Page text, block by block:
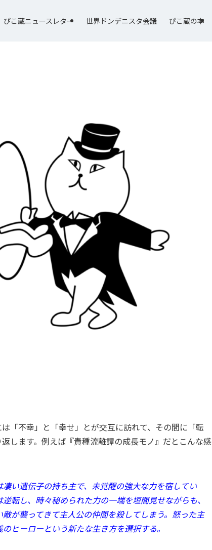
ぴこ蔵ニュースレター 世界ドンデニスタ会議 ぴこ蔵の本
「不幸」と「幸せ」とが交互に訪れて、その間に「転
します。例えば『貴種流離譚の成長モノ』だとこんな感
い遺伝子の持ち主で、未覚醒の強大な力を宿してい
転し、時々秘められた力の一端を垣間見せながらも、
が襲ってきて主人公の仲間を殺してしまう。怒った主
ヒーローという新たな生き方を選択する。